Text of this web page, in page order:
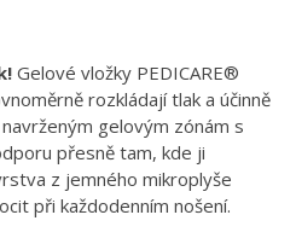
Gelové vložky PEDICARE®
rozkládají tlak a účinně
gelovým zónám s
přesně tam, kde ji
z jemného mikroplyše
při každodenním nošení.